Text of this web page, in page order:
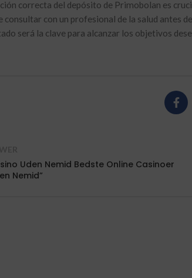
correcta del depósito de Primobolan es
con un profesional de la salud antes
será la clave para alcanzar los objetivos
Uden Nemid Bedste Online Casinoer
Nemid”